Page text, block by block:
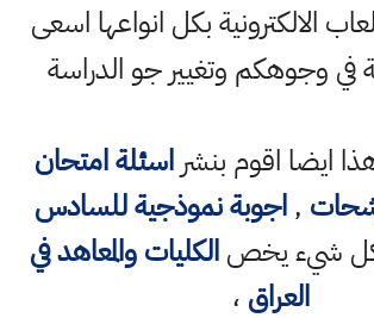
الالكترونية بكل انواعها اسعى
في وجوهكم وتغيير جو الدراسة
ايضا اقوم بنشراسئلة امتحان
,اجوبة نموذجية للسادس
شيء يخصالكليات والمعاهد في
العراق ،